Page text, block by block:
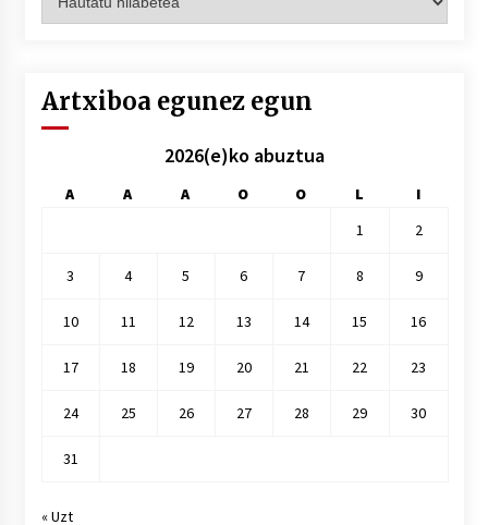
hilez
Artxiboa egunez egun
2026(e)ko abuztua
A A A O O L
I
1
2
3 4 5 6 7 8 9
10 11 12 13 14 15 16
17 18 19 20 21 22 23
24 25 26 27 28 29 30
31
« Uzt